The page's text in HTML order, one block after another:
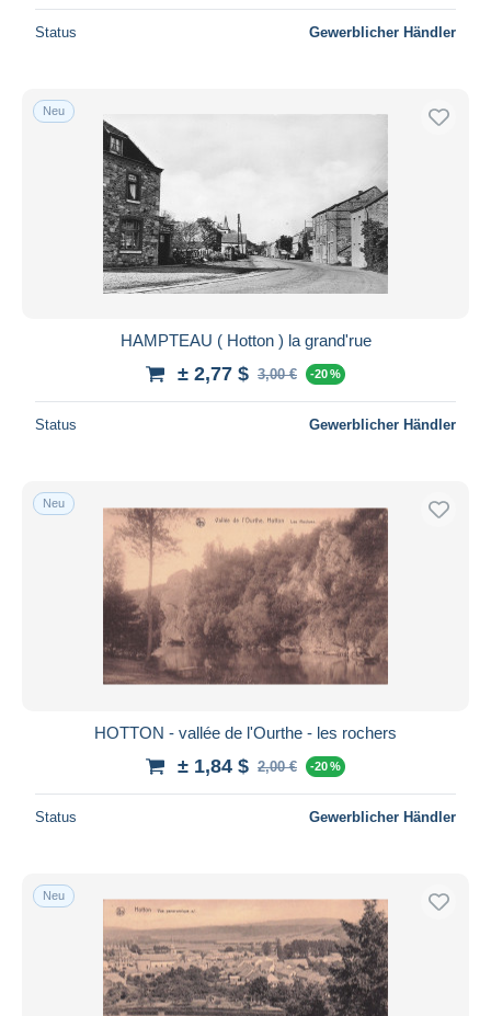
Status Gewerblicher Händler
Neu
HAMPTEAU ( Hotton ) la grand'rue
± 2,77 $ 3,00 € -20 %
Status Gewerblicher Händler
Neu
HOTTON - vallée de l'Ourthe - les rochers
± 1,84 $ 2,00 € -20 %
Status Gewerblicher Händler
Neu